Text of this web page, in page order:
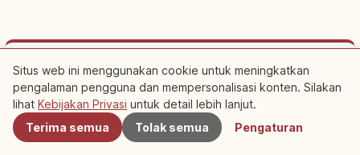
Bersponsor
Rencanakan perjalanan ke Jepang
Menginap di dekatnya membuat wisata lebih mudah. Lihat juga
Terdekat
Situs web ini menggunakan cookie untuk meningkatkan
pengalaman pengguna dan mempersonalisasi konten. Silakan
lihat Kebijakan Privasi untuk detail lebih lanjut.
Terima semua
Tolak semua Pengaturan